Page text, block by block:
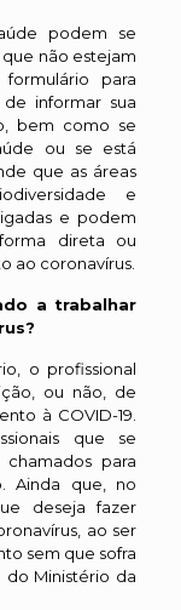
podem se
não estejam
para
informar sua
bem como se
ou se está
que as áreas
e
e podem
direta ou
ao coronavírus.
a trabalhar
o profissional
ou não, de
à COVID-19.
que se
para
Ainda que, no
deseja fazer
ao ser
sem que sofra
do Ministério da